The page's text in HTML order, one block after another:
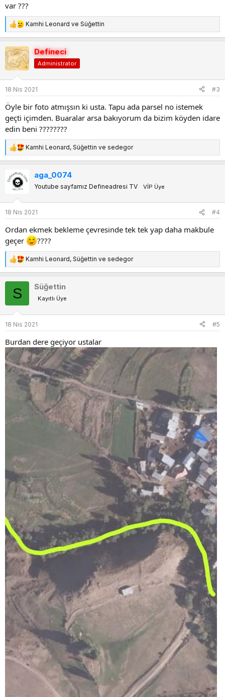
var ???
T
e
p
k
i
l
e
r
Kamhi Leonard ve Süğettin
Defineci
Administrator
18 Nis 2021 #3
Öyle bir foto atmışsın ki usta. Tapu ada parsel no istemek
geçti içimden. Buaralar arsa bakıyorum da bizim köyden idare
edin beni ????????
T
e
k
e
r
Kamhi Leonard, Süğettin ve sedegor
aga_0074
Youtube sayfamız Defineadresi TV VİP Üye
18 Nis 2021 #4
Ordan ekmek bekleme çevresinde tek tek yap daha makbule
geçer
????
T
e
p
l
e
r
Kamhi Leonard, Süğettin ve sedegor
S Süğettin
Kayıtlı Üye
18 Nis 2021 #5
Burdan dere geçiyor ustalar